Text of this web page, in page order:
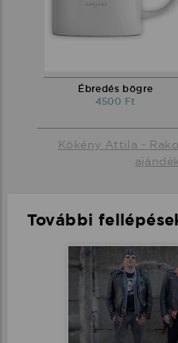
Ébredés bögre
4500 Ft
Kökény Attila -
További